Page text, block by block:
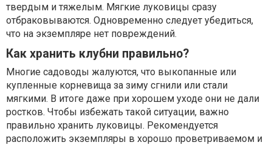
твердым и тяжелым. Мягкие луковицы сразу
отбраковываются. Одновременно следует убедиться,
что на экземпляре нет повреждений.
Как хранить клубни правильно?
Многие садоводы жалуются, что выкопанные или
купленные корневища за зиму сгнили или стали
мягкими. В итоге даже при хорошем уходе они не дали
ростков. Чтобы избежать такой ситуации, важно
правильно хранить луковицы. Рекомендуется
расположить экземпляры в хорошо проветриваемом и